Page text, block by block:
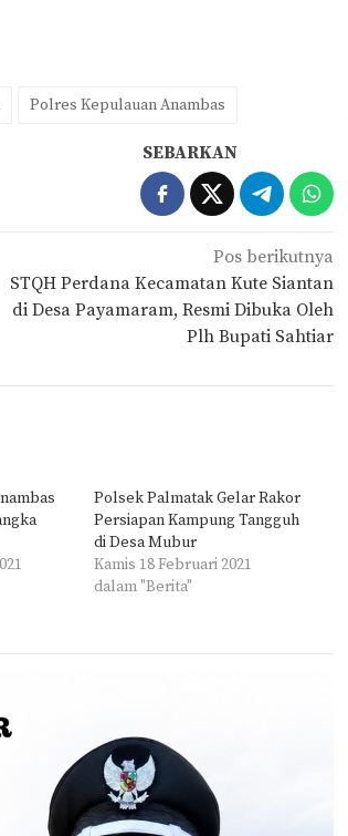
Polres Kepulauan Anambas
SEBARKAN
Pos berikutnya
STQH Perdana Kecamatan Kute Siantan
di Desa Payamaram, Resmi Dibuka Oleh
Plh Bupati Sahtiar
Polsek Palmatak Gelar Rakor
Persiapan Kampung Tangguh
di Desa Mubur
Kamis 18 Februari 2021
dalam "Berita"